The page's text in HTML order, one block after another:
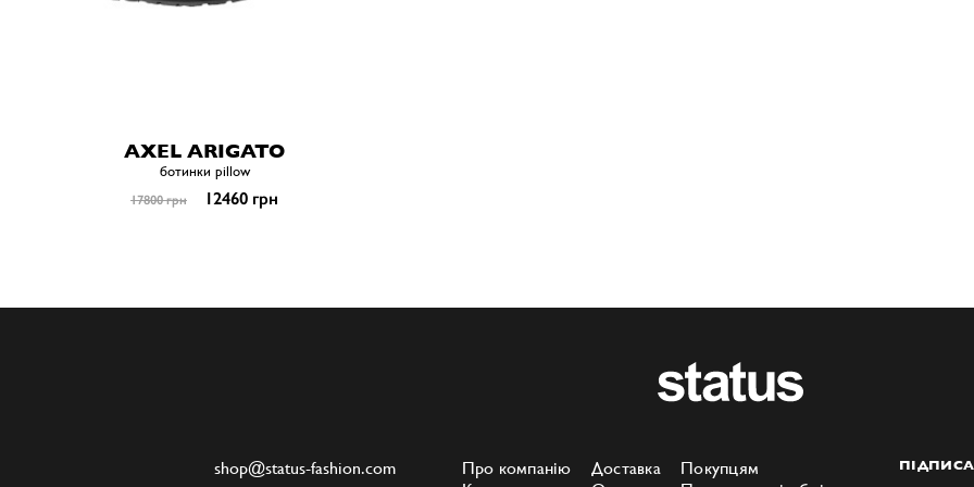
AXEL ARIGATO
ботинки pillow
17800 грн 12460 грн
Про компанію
Доставка
Покупцям
shop@status-fashion.com